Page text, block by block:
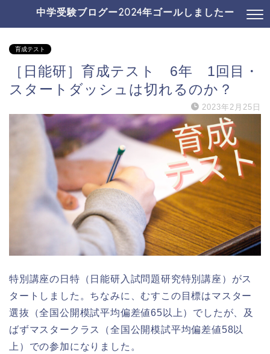
中学受験ブログー2024年ゴールしましたー
育成テスト
［日能研］育成テスト 6年 1回目・
スタートダッシュは切れるのか？
2023年2月25日
特別講座の日特（日能研入試問題研究特別講座）がス
タートしました。ちなみに、むすこの目標はマスター
選抜（全国公開模試平均偏差値65以上）でしたが、及
ばずマスタークラス（全国公開模試平均偏差値58以
上）での参加になりました。